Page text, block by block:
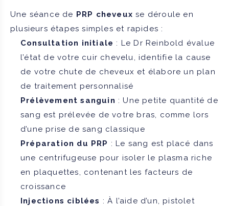
Une séance de PRP cheveux se déroule en
plusieurs étapes simples et rapides :
Consultation initiale : Le Dr Reinbold évalue
l’état de votre cuir chevelu, identifie la cause
de votre chute de cheveux et élabore un plan
de traitement personnalisé
Prélèvement sanguin : Une petite quantité de
sang est prélevée de votre bras, comme lors
d’une prise de sang classique
Préparation du PRP : Le sang est placé dans
une centrifugeuse pour isoler le plasma riche
en plaquettes, contenant les facteurs de
croissance
Injections ciblées : À l’aide d’un, pistolet